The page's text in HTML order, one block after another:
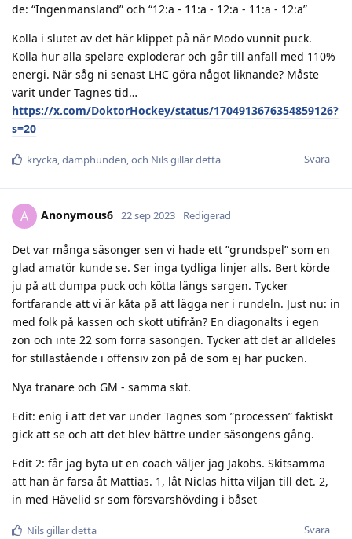
de: “Ingenmansland” och “12:a - 11:a - 12:a - 11:a - 12:a”
Kolla i slutet av det här klippet på när Modo vunnit puck.
Kolla hur alla spelare exploderar och går till anfall med 110%
energi. När såg ni senast LHC göra något liknande? Måste
varit under Tagnes tid…
https://x.com/DoktorHockey/status/1704913676354859126?
s=20
Svara
krycka,damphunden, och Nilsgillar detta
A Anonymous6 22 sep 2023 Redigerad
Det var många säsonger sen vi hade ett ”grundspel” som en
glad amatör kunde se. Ser inga tydliga linjer alls. Bert körde
ju på att dumpa puck och kötta längs sargen. Tycker
fortfarande att vi är kåta på att lägga ner i rundeln. Just nu: in
med folk på kassen och skott utifrån? En diagonalts i egen
zon och inte 22 som förra säsongen. Tycker att det är alldeles
för stillastående i offensiv zon på de som ej har pucken.
Nya tränare och GM - samma skit.
Edit: enig i att det var under Tagnes som ”processen” faktiskt
gick att se och att det blev bättre under säsongens gång.
Edit 2: får jag byta ut en coach väljer jag Jakobs. Skitsamma
att han är farsa åt Mattias. 1, låt Niclas hitta viljan till det. 2,
in med Hävelid sr som försvarshövding i båset
Svara
Nilsgillar detta